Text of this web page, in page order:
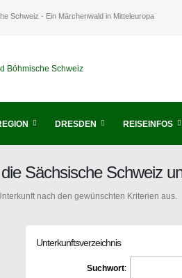
Schweiz - Ein Märchenwald in Mitteleuropa
DRESDEN REISEINFOS
Sächsische Schweiz
nach den gewünschten Kriterien aus.
Unterkunftsverzeichnis
Suchwort: